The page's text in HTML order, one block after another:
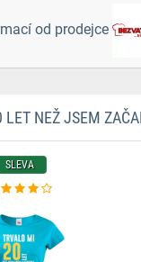
od prodejce
NEŽ JSEM
SLEVA